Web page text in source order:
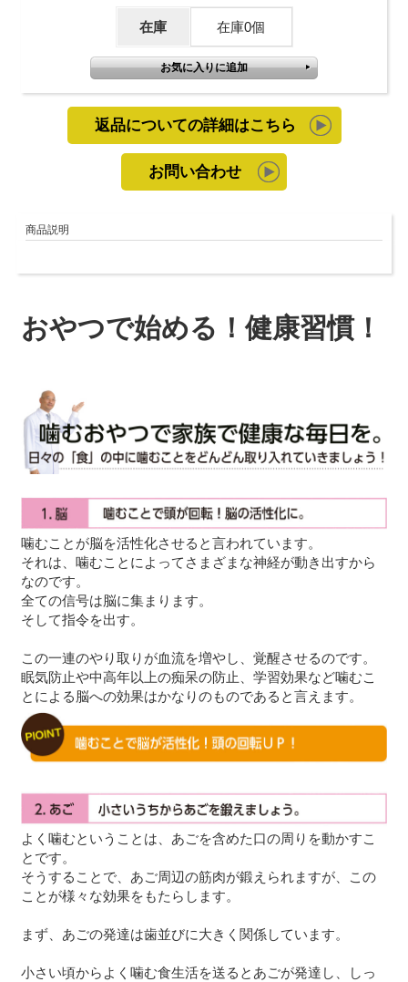
在庫 在庫0個
返品についての詳細はこちら
お問い合わせ
商品説明
おやつで始める！健康習慣！
噛むことが脳を活性化させると言われています。
それは、噛むことによってさまざまな神経が動き出すから
なのです。
全ての信号は脳に集まります。
そして指令を出す。
この一連のやり取りが血流を増やし、覚醒させるのです。
眠気防止や中高年以上の痴呆の防止、学習効果など噛むこ
とによる脳への効果はかなりのものであると言えます。
よく噛むということは、あごを含めた口の周りを動かすこ
とです。
そうすることで、あご周辺の筋肉が鍛えられますが、この
ことが様々な効果をもたらします。
まず、あごの発達は歯並びに大きく関係しています。
小さい頃からよく噛む食生活を送るとあごが発達し、しっ